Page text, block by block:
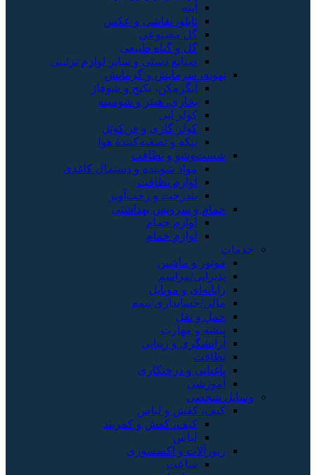
آینه
تابلو، نقاشی و عکس
گل مصنوعی
گل و گیاه طبیعی
صنایع دستی و سایر لوازم تزئینی
تهویه، سرمایش و گرمایش
آبگرمکن، پکیج و شوفاژ
بخاری، هیتر و شومینه
کولر آبی
کولر گازی و فن‌کوئل
پنکه و تصفیه‌کنندهٔ هوا
شست‌وشو و نظافت
مواد شوینده و دستمال کاغذی
لوازم نظافت
بندرخت و رخت‌آویز
حمام و سرویس بهداشتی
لوازم حمام
لوازم حمام
خدمات
موتور و ماشین
پذیرایی/مراسم
رایانه‌ای و موبایل
مالی/حسابداری/بیمه
حمل و نقل
پیشه و مهارت
آرایشگری و زیبایی
نظافت
باغبانی و درختکاری
آموزشی
وسایل شخصی
کیف، کفش و لباس
کیف، کفش و کمربند
لباس
زیورآلات و اکسسوری
ساعت